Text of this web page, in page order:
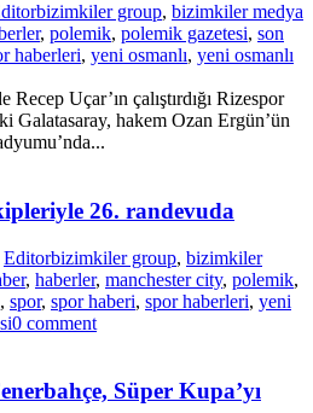
bizimkiler group, bizimkiler medya
, polemik, polemik gazetesi, son
haberleri, yeni osmanlı, yeni osmanlı
Uçar’ın çalıştırdığı Rizespor
Galatasaray, hakem Ozan Ergün’ün
26. randevuda
Editorbizimkiler group, bizimkiler
, haberler, manchester city, polemik,
, spor, spor haberi, spor haberleri, yeni
0 comment
Süper Kupa’yı